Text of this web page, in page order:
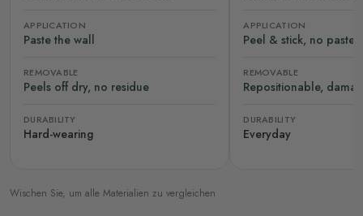
APPLICATION
Paste the wall
REMOVABLE
Peels off dry, no residue
DURABILITY
Hard-wearing
APPLICATION
Peel & stick, no paste
REMOVABLE
Repositionable,
DURABILITY
Everyday
Wischen Sie, um alle Materialien zu vergleichen